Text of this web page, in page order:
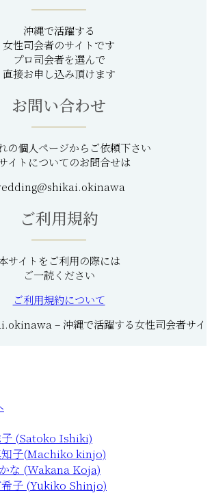
沖縄で活躍する
女性司会者のサイトです
プロ司会者を選んで
直接お申し込み頂けます
お問い合わせ
の個人ページからご依頼下さい
イトについてのお問合せは
ご利用規約
サイトをご利用の際には
ご一読ください
ご利用規約について
– 沖縄で活躍する女性司会者サイ
子 (Satoko Ishiki)
知子(Machiko kinjo)
な (Wakana Koja)
希子 (Yukiko Shinjo)